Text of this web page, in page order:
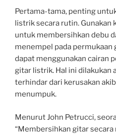
Pertama-tama, penting
listrik secara rutin. Gunakan
untuk membersihkan debu
menempel pada permukaan
dapat menggunakan cairan
gitar listrik. Hal ini dilakukan
terhindar dari kerusakan
menumpuk.
Menurut John Petrucci,
“Membersihkan gitar